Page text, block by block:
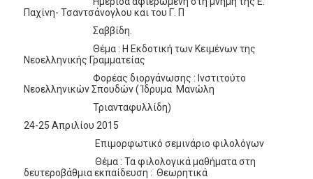
Παχίνη- Τσαντσάνογλου και του Γ. Π
Σαββίδη.
Θέμα : Η Εκδοτική των Κειμένων της
Νεοελληνικής Γραμματείας
Φορέας διοργάνωσης : Ινστιτούτο
Νεοελληνικών Σπουδών ( Ίδρυμα Μανώλη
Τριανταφυλλίδη)
24-25 Απριλίου 2015
Επιμορφωτικό σεμινάριο φιλολόγων
Θέμα : Τα φιλολογικά μαθήματα στη
δευτεροβάθμια εκπαίδευση : Θεωρητικά